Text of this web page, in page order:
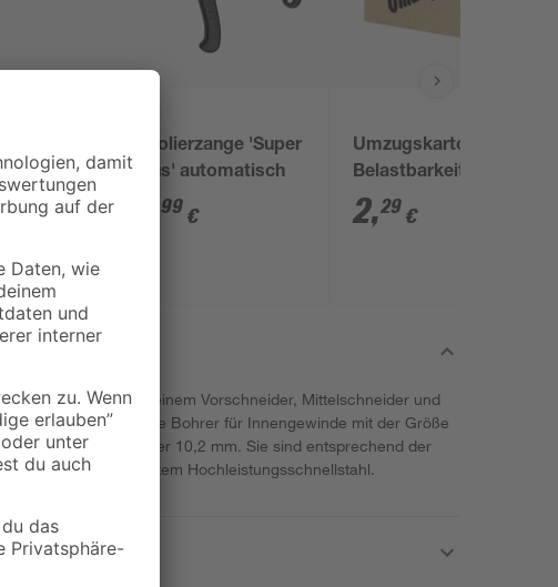
V
Abisolierzange 'Super
4 Plus' automatisch
99 €
Umzugskarton 50 l,
Belastbarkeit 15 kg
2,29 €
Set setzt sich aus einem Vorschneider, Mittelschneider und
Dabei sind die Bohrer für Innengewinde mit der Größe
dem Durchmesser 10,2 mm. Sie sind entsprechend der
bestehen aus robustem Hochleistungsschnellstahl.